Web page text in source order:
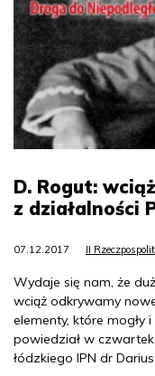
D. Rogut:
z działalności
07.12.2017 II
Wydaje się nam, że
wciąż odkrywamy
elementy, które mogły
powiedział w
łódzkiego IPN dr